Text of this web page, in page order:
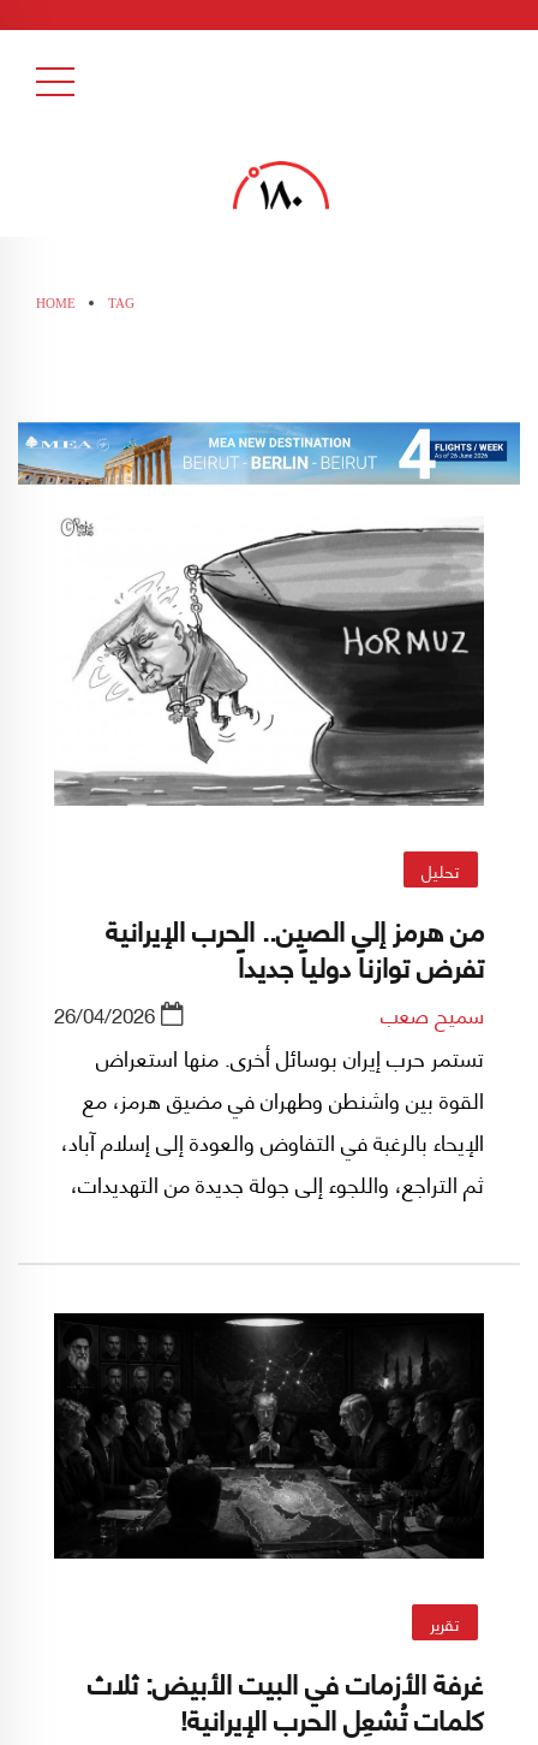
HOME TAG
تحليل
من هرمز إلى الصين.. الحرب الإيرانية
تفرض توازناً دولياً جديداً
سميح صعب 26/04/2026
تستمر حرب إيران بوسائل أخرى. منها استعراض
القوة بين واشنطن وطهران في مضيق هرمز، مع
الإيحاء بالرغبة في التفاوض والعودة إلى إسلام آباد،
ثم التراجع، واللجوء إلى جولة جديدة من التهديدات،
للقدرة على تحمل الضرر الناجم عن إغلاق المضيق
والحصار البحري المفروض على الموانىء الإيرانية.
تقرير
غرفة الأزمات في البيت الأبيض: ثلاث
كلمات تُشعِل الحرب الإيرانية!